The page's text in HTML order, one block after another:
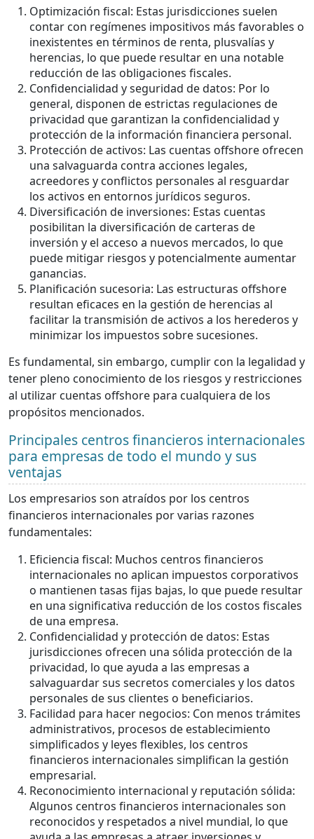
Optimización fiscal: Estas jurisdicciones suelen
contar con regímenes impositivos más favorables o
inexistentes en términos de renta, plusvalías y
herencias, lo que puede resultar en una notable
reducción de las obligaciones fiscales.
Confidencialidad y seguridad de datos: Por lo
general, disponen de estrictas regulaciones de
privacidad que garantizan la confidencialidad y
protección de la información financiera personal.
Protección de activos: Las cuentas offshore ofrecen
una salvaguarda contra acciones legales,
acreedores y conflictos personales al resguardar
los activos en entornos jurídicos seguros.
Diversificación de inversiones: Estas cuentas
posibilitan la diversificación de carteras de
inversión y el acceso a nuevos mercados, lo que
puede mitigar riesgos y potencialmente aumentar
ganancias.
Planificación sucesoria: Las estructuras offshore
resultan eficaces en la gestión de herencias al
facilitar la transmisión de activos a los herederos y
minimizar los impuestos sobre sucesiones.
Es fundamental, sin embargo, cumplir con la legalidad y
tener pleno conocimiento de los riesgos y restricciones
al utilizar cuentas offshore para cualquiera de los
propósitos mencionados.
Principales centros financieros internacionales
para empresas de todo el mundo y sus
ventajas
Los empresarios son atraídos por los centros
financieros internacionales por varias razones
fundamentales:
Eficiencia fiscal: Muchos centros financieros
internacionales no aplican impuestos corporativos
o mantienen tasas fijas bajas, lo que puede resultar
en una significativa reducción de los costos fiscales
de una empresa.
Confidencialidad y protección de datos: Estas
jurisdicciones ofrecen una sólida protección de la
privacidad, lo que ayuda a las empresas a
salvaguardar sus secretos comerciales y los datos
personales de sus clientes o beneficiarios.
Facilidad para hacer negocios: Con menos trámites
administrativos, procesos de establecimiento
simplificados y leyes flexibles, los centros
financieros internacionales simplifican la gestión
empresarial.
Reconocimiento internacional y reputación sólida:
Algunos centros financieros internacionales son
reconocidos y respetados a nivel mundial, lo que